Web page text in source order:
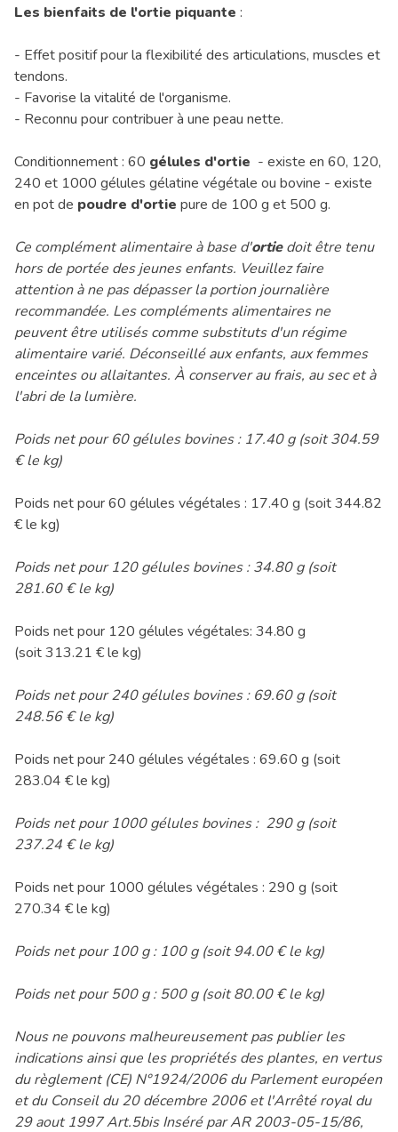
Les bienfaits de l'ortie piquante :
- Effet positif pour la flexibilité des articulations, muscles et
tendons.
- Favorise la vitalité de l'organisme.
- Reconnu pour contribuer à une peau nette.
Conditionnement : 60 gélules d'ortie - existe en 60, 120,
240 et 1000 gélules gélatine végétale ou bovine - existe
en pot de poudre d'ortie pure de 100 g et 500 g.
Ce complément alimentaire à base d'ortiedoit être tenu
hors de portée des jeunes enfants. Veuillez faire
attention à ne pas dépasser la portion journalière
recommandée. Les compléments alimentaires ne
peuvent être utilisés comme substituts d'un régime
alimentaire varié. Déconseillé aux enfants, aux femmes
enceintes ou allaitantes. À conserver au frais, au sec et à
l'abri de la lumière.
Poids net pour 60 gélules bovines : 17.40 g (soit 304.59
€ le kg)
Poids net pour 60 gélules végétales : 17.40 g (soit 344.82
€ le kg)
Poids net pour 120 gélules bovines : 34.80 g (soit
281.60 € le kg)
Poids net pour 120 gélules végétales: 34.80 g
(soit 313.21 € le kg)
Poids net pour 240 gélules bovines : 69.60 g (soit
248.56 € le kg)
Poids net pour 240 gélules végétales : 69.60 g (soit
283.04 € le kg)
Poids net pour 1000 gélules bovines : 290 g (soit
237.24 € le kg)
Poids net pour 1000 gélules végétales : 290 g (soit
270.34 € le kg)
Poids net pour 100 g : 100 g (soit 94.00 € le kg)
Poids net pour 500 g : 500 g (soit 80.00 € le kg)
Nous ne pouvons malheureusement pas publier les
indications ainsi que les propriétés des plantes, en vertus
du règlement (CE) N°1924/2006 du Parlement européen
et du Conseil du 20 décembre 2006 et l'Arrêté royal du
29 aout 1997 Art.5bis Inséré par AR 2003-05-15/86,